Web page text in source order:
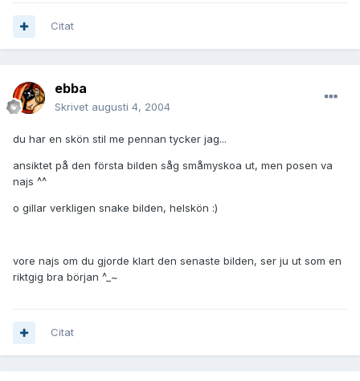
Citat
ebba
Skrivet augusti 4, 2004
du har en skön stil me pennan tycker jag...
ansiktet på den första bilden såg småmyskoa ut, men posen va
najs ^^
o gillar verkligen snake bilden, helskön :)
vore najs om du gjorde klart den senaste bilden, ser ju ut som en
riktgig bra början ^_~
Citat